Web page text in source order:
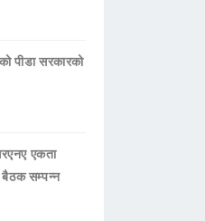
पीडा सरकारको
एकता
बैठक सम्पन्न